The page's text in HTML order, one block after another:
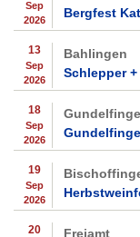
Sep
2026
Bergfest
13
Sep
2026
Bahlingen
Schlepper
18
Sep
2026
19
Sep
2026
20 Freiamt